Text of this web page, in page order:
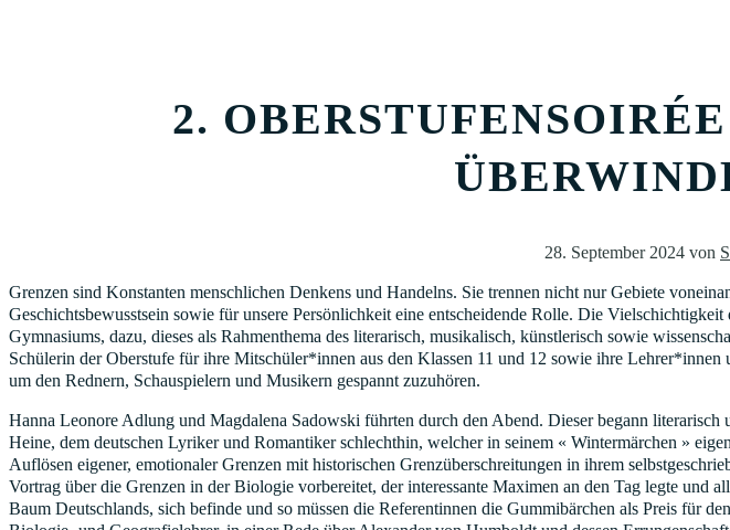
2.
28. September 2024 von
Grenzen sind Konstanten menschlichen Denkens und Handelns. Sie trennen nicht nur Gebiete
Geschichtsbewusstsein sowie für unsere Persönlichkeit eine entscheidende Rolle. Die
Gymnasiums, dazu, dieses als Rahmenthema des literarisch, musikalisch, künstlerisch sowie
Schülerin der Oberstufe für ihre Mitschüler*innen aus den Klassen 11 und 12 sowie ihre
um den Rednern, Schauspielern und Musikern gespannt zuzuhören.
Hanna Leonore Adlung und Magdalena Sadowski führten durch den Abend. Dieser begann
Heine, dem deutschen Lyriker und Romantiker schlechthin, welcher in seinem « Wintermärchen »
Auflösen eigener, emotionaler Grenzen mit historischen Grenzüberschreitungen in ihrem
Vortrag über die Grenzen in der Biologie vorbereitet, der interessante Maximen an den Tag legte und
Baum Deutschlands, sich befinde und so müssen die Referentinnen die Gummibärchen als Preis für